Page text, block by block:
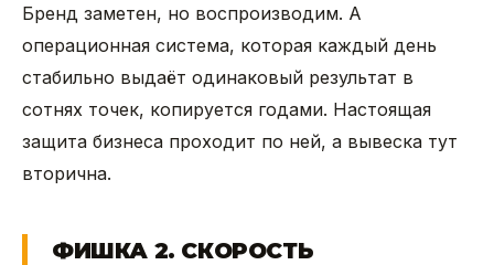
Бренд заметен, но воспроизводим. А
операционная система, которая каждый день
стабильно выдаёт одинаковый результат в
сотнях точек, копируется годами. Настоящая
защита бизнеса проходит по ней, а вывеска тут
вторична.
ФИШКА 2. СКОРОСТЬ